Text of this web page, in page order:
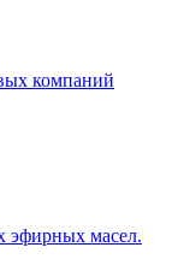
компаний
эфирных масел.